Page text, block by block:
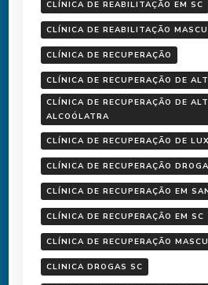
CLÍNICA DE REABILITAÇÃO EM SC
CLÍNICA DE REABILITAÇÃO
CLÍNICA DE RECUPERAÇÃO
CLÍNICA DE RECUPERAÇÃO DE
CLÍNICA DE RECUPERAÇÃO DE
ALCOÓLATRA
CLÍNICA DE RECUPERAÇÃO DE
CLÍNICA DE RECUPERAÇÃO
CLÍNICA DE RECUPERAÇÃO EM
CLÍNICA DE RECUPERAÇÃO EM SC
CLÍNICA DE RECUPERAÇÃO
CLINICA DROGAS SC